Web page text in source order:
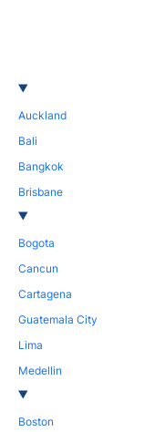
Auckland
Bali
Bangkok
Brisbane
Bogota
Cancun
Cartagena
Guatemala City
Lima
Medellin
Boston